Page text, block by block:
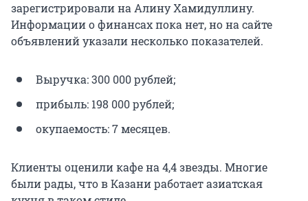
зарегистрировали на Алину Хамидуллину.
Информации о финансах пока нет, но на сайте
объявлений указали несколько показателей.
Выручка:300 000рублей;
прибыль: 198 000рублей;
окупаемость:7 месяцев.
Клиенты оценили кафе на4,4 звезды. Многие
были рады, что в Казани работает азиатская